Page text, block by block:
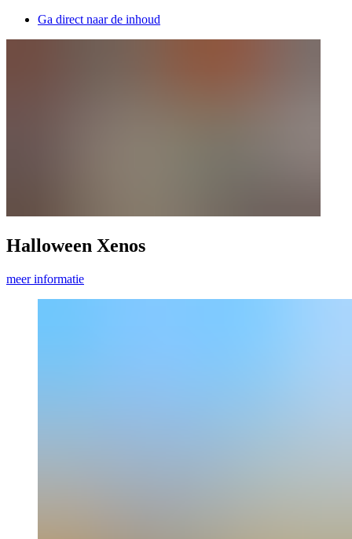
Ga direct naar de inhoud
Halloween Xenos
meer informatie